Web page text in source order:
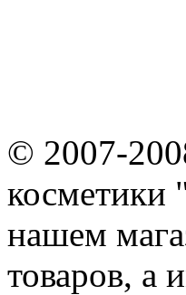
© 2007-
косметики
нашем
товаров, а